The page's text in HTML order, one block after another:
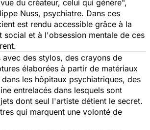
du créateur, celui qui génère",
Nuss, psychiatre. Dans ces
est rendu accessible grâce à la
social et à l'obsession mentale de ces
avec des stylos, des crayons de
élaborées à partir de matériaux
les hôpitaux psychiatriques, des
entrelacés dans lesquels sont
dont seul l'artiste détient le secret.
qui marquent une volonté de